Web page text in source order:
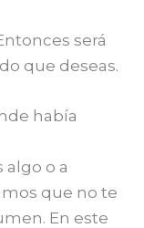
será
que deseas.
había
algo o a
que no te
En este